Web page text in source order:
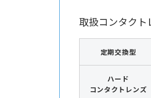
取扱コンタクト
定期交換型
ハード
コンタクトレンズ